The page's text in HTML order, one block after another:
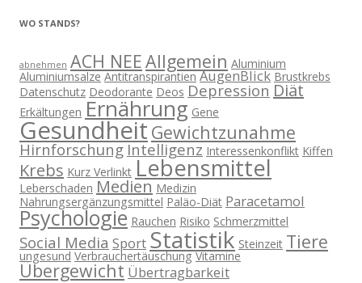
WO STANDS?
abnehmen ACH NEEAllgemein Aluminium
Aluminiumsalze Antitranspirantien AugenBlick Brustkrebs
Datenschutz Deodorante Deos Depression Diät
Erkältungen Ernährung Gene
GesundheitGewichtzunahme
HirnforschungIntelligenz Interessenkonflikt Kiffen
Krebs Kurz Verlinkt Lebensmittel
Leberschaden Medien Medizin
Nahrungsergänzungsmittel Paläo-Diät Paracetamol
Psychologie Rauchen Risiko Schmerzmittel
Social Media Sport Statistik Steinzeit Tiere
ungesund Verbrauchertäuschung Vitamine
Übergewicht Übertragbarkeit